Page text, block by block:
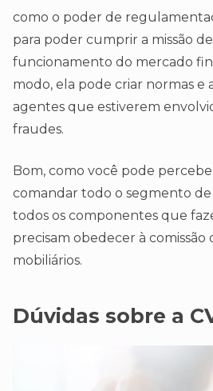
como o poder de
para poder cumprir a missão
funcionamento do mercado
modo, ela pode criar normas e
agentes que estiverem
fraudes.
Bom, como você pode
comandar todo o segmento de
todos os componentes que
precisam obedecer à comissão
mobiliários.
Dúvidas sobre a